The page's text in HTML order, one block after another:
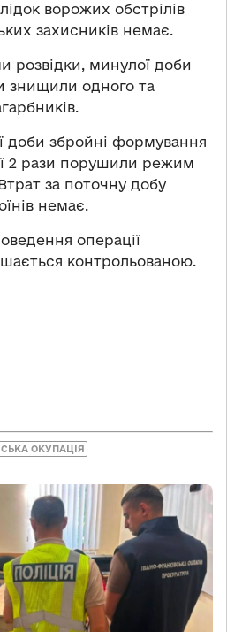
ворожих обстрілів
захисників немає.
розвідки, минулої доби
знищили одного та
доби збройні формування
2 рази порушили режим
за поточну добу
немає.
операції
контрольованою.
ОКУПАЦІЯ